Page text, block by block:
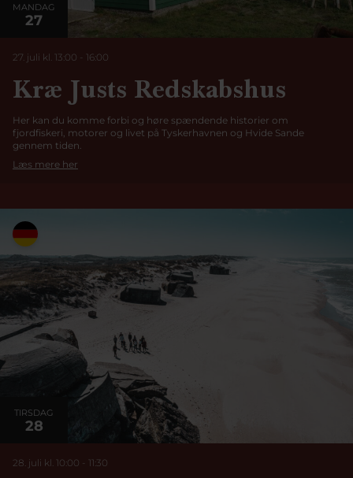
MANDAG
27
27. juli kl. 13:00 - 16:00
Kræ Justs Redskabshus
Her kan du komme forbi og høre spændende historier om
fjordfiskeri, motorer og livet på Tyskerhavnen og Hvide Sande
gennem tiden.
Læs mere her
TIRSDAG
28
28. juli kl. 10:00 - 11:30